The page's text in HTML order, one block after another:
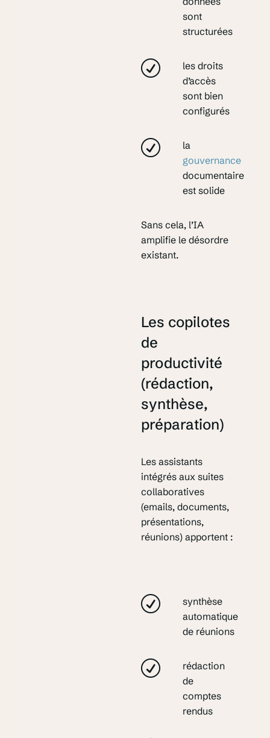
sont
structurées
les droits
d’accès
sont bien
configurés
la
gouvernance
documentaire
est solide
Sans cela, l’IA
amplifie le désordre
existant.
Les copilotes
de
productivité
(rédaction,
synthèse,
préparation)
Les assistants
intégrés aux suites
collaboratives
(emails, documents,
présentations,
réunions) apportent :
synthèse
automatique
de réunions
rédaction
de
comptes
rendus